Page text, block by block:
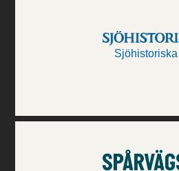
Sjöhistoriska